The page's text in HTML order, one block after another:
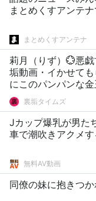
まとめくすアンテナ
まとめくすアンテナ
莉月（りず）💮悪
垢動画・イかせて
にこのパンパンな
よ🤍だめだよイかな
裏垢タイムズ
Jカップ爆乳が男た
車で潮吹きアクメ
無料AV動画
同僚の妹に抱きつか